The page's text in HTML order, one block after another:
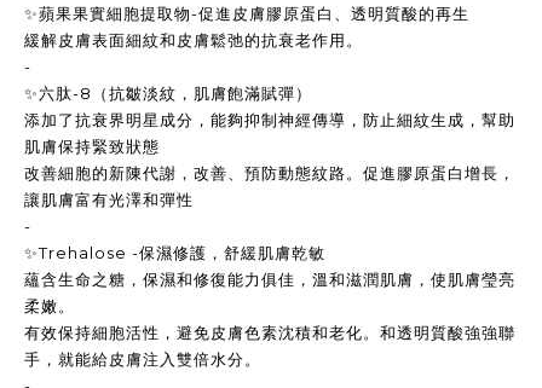
✨蘋果果實細胞提取物-促進皮膚膠原蛋白、透明質酸的再生
緩解皮膚表面細紋和皮膚鬆弛的抗衰老作用。
-
✨六肽-8（抗皺淡紋，肌膚飽滿賦彈）
添加了抗衰界明星成分，能夠抑制神經傳導，防止細紋生成，幫助
肌膚保持緊致狀態
改善細胞的新陳代謝，改善、預防動態紋路。促進膠原蛋白增長，
讓肌膚富有光澤和彈性
-
✨Trehalose -保濕修護，舒緩肌膚乾敏
蘊含生命之糖，保濕和修復能力俱佳，溫和滋潤肌膚，使肌膚瑩亮
柔嫩。
有效保持細胞活性，避免皮膚色素沈積和老化。和透明質酸強強聯
手，就能給皮膚注入雙倍水分。